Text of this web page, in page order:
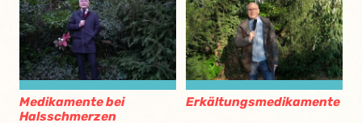
Medikamente bei
Halsschmerzen
Erkältungsmedikamente